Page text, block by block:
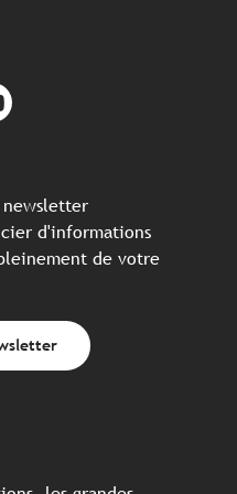
newsletter
d'informations
de votre